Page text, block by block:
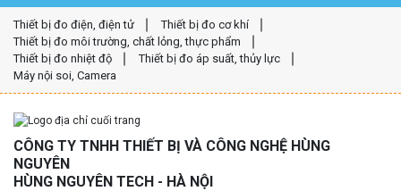
Thiết bị đo điện, điện tử
Thiết bị đo cơ khí
Thiết bị đo môi trường, chất lỏng, thực phẩm
Thiết bị đo nhiệt độ
Thiết bị đo áp suất, thủy lực
Máy nội soi, Camera
CÔNG TY TNHH THIẾT BỊ VÀ CÔNG NGHỆ HÙNG
NGUYÊN
HÙNG NGUYÊN TECH - HÀ NỘI